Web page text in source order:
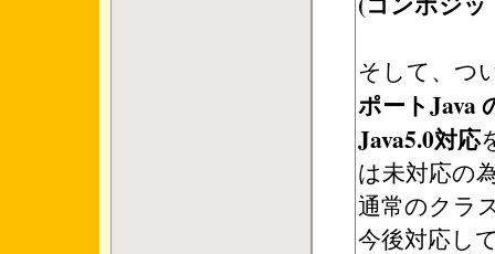
そして、つ
ポートJava
Java5.0対応
は未対応の
通常のクラ
今後対応し